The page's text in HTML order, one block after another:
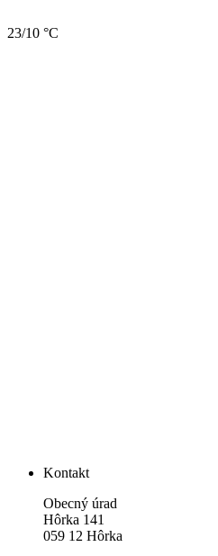
23/10 °C
Kontakt
Obecný úrad
Hôrka 141
059 12 Hôrka